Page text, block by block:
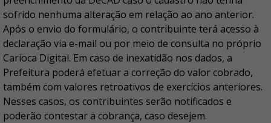
sofrido nenhuma alteração em relação ao ano anterior.
Após o envio do formulário, o contribuinte terá acesso à
declaração via e-mail ou por meio de consulta no próprio
Carioca Digital. Em caso de inexatidão nos dados, a
Prefeitura poderá efetuar a correção do valor cobrado,
também com valores retroativos de exercícios anteriores.
Nesses casos, os contribuintes serão notificados e
poderão contestar a cobrança, caso desejem.